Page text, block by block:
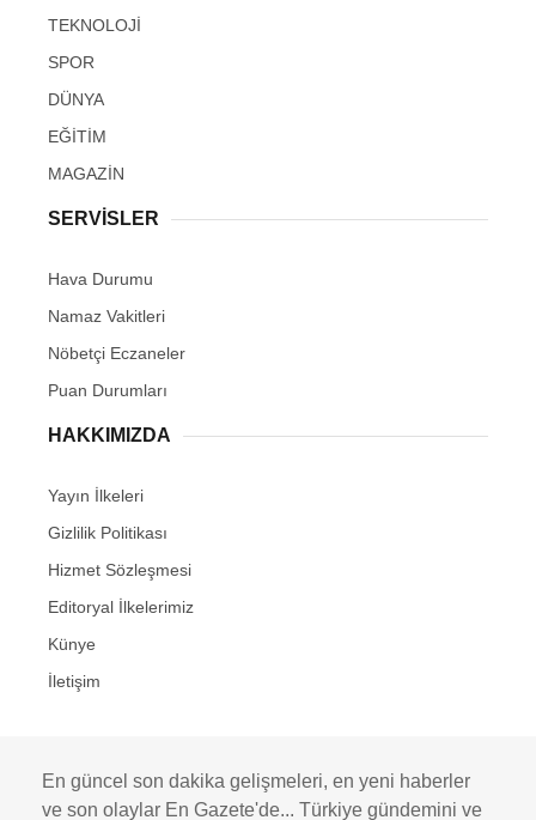
TEKNOLOJİ
SPOR
DÜNYA
EĞİTİM
MAGAZİN
SERVİSLER
Hava Durumu
Namaz Vakitleri
Nöbetçi Eczaneler
Puan Durumları
HAKKIMIZDA
Yayın İlkeleri
Gizlilik Politikası
Hizmet Sözleşmesi
Editoryal İlkelerimiz
Künye
İletişim
En güncel son dakika gelişmeleri, en yeni haberler
ve son olaylar En Gazete'de... Türkiye gündemini ve